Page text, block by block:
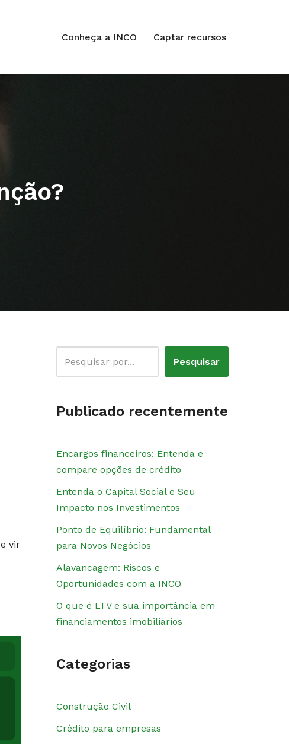
Conheça a INCO Captar recursos
vir
Pesquisar
Publicado recentemente
Encargos financeiros: Entenda e
compare opções de crédito
Entenda o Capital Social e Seu
Impacto nos Investimentos
Ponto de Equilíbrio: Fundamental
para Novos Negócios
Alavancagem: Riscos e
Oportunidades com a INCO
O que é LTV e sua importância em
financiamentos imobiliários
Categorias
Construção Civil
Crédito para empresas